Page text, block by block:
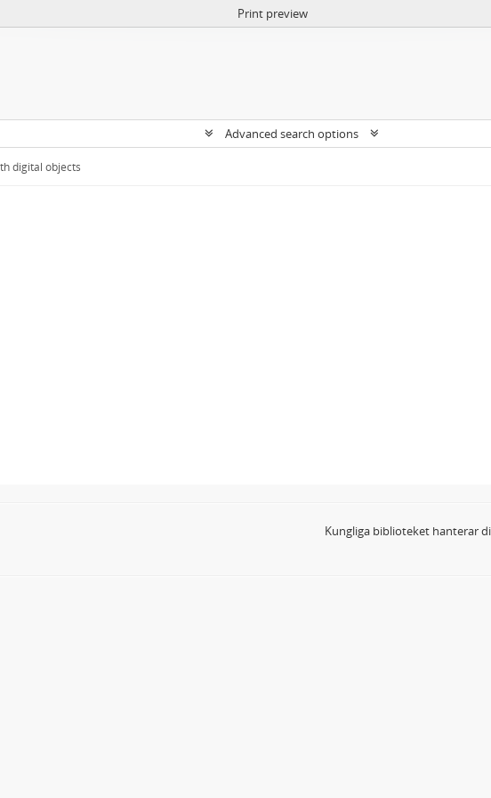
Print preview
Advanced search options
digital objects
Kungliga biblioteket hanterar